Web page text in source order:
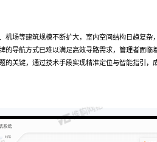
机场等建筑规模不断扩大，室内空间结构日趋复
的导航方式已难以满足高效寻路需求，管理者面临
的关键，通过技术手段实现精准定位与智能指引，